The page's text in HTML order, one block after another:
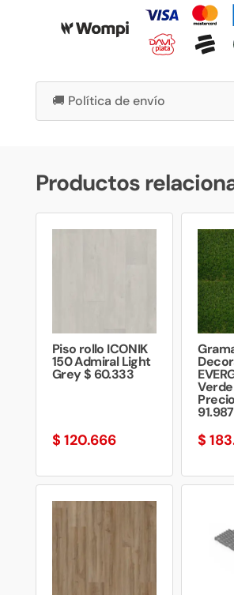
🚚 Política de envío
Productos
Piso rollo ICONIK
150 Admiral Light
Grey $ 60.333
$ 120.666
91.987
$